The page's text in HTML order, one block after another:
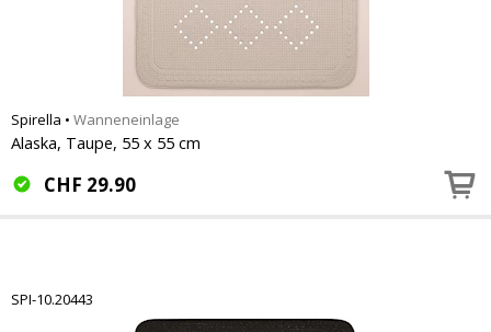
Spirella • Wanneneinlage
Alaska, Taupe, 55 x 55 cm
CHF 29.90
SPI-10.20443